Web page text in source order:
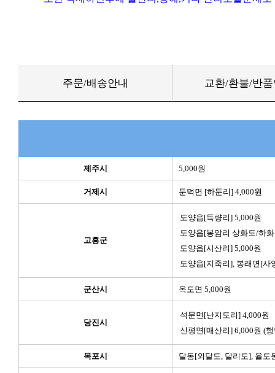
주문/배송안내 교환/환불/반
제주시 5,000원
거제시 둔덕면 [하둔리] 4,000원
고흥군
도양읍[득량리] 5,000원
도양읍[봉암리 상화도/하
도양읍[시산리] 5,000원
도양읍[지죽리], 봉래면[사
군산시 옥도면 5,000원
당진시
석문면[난지도리] 4,000원
신평면[매산리] 6,000원 (
목포시 달동[외달도, 달리도], 율도